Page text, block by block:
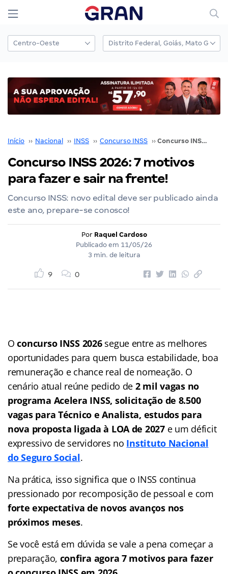
Início ›› Nacional ›› INSS ›› Concurso INSS ›› Concurso INSS 2026: 7 motivos para fazer e sair na frente!
Concurso INSS 2026: 7 motivos
para fazer e sair na frente!
Concurso INSS: novo edital deve ser publicado ainda
este ano, prepare-se conosco!
Por Raquel Cardoso
Publicado em 11/05/26
3 min. de leitura
9 0
Oconcurso INSS 2026segue entre as melhores
oportunidades para quem busca estabilidade, boa
remuneração e chance real de nomeação. O
cenário atual reúne pedido de 2 mil vagas no
programa Acelera INSS, solicitação de 8.500
vagas para Técnico e Analista, estudos para
nova proposta ligada à LOA de 2027e um déficit
expressivo de servidores no Instituto Nacional
do Seguro Social.
Na prática, isso significa que o INSS continua
pressionado por recomposição de pessoal e com
forte expectativa de novos avanços nos
próximos meses.
Se você está em dúvida se vale a pena começar a
preparação, confira agora 7 motivos para fazer